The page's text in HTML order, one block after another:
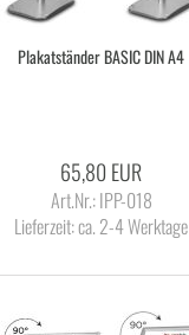
Pla­kat­stän­der BASIC DIN A4
65,80 EUR
Art.Nr.: IPP-018
Lieferzeit:ca. 2-4 Werktage